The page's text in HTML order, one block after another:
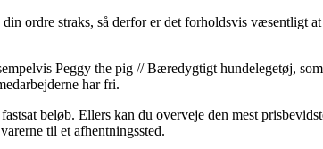
straks, så derfor er det forholdsvis væsentligt
Peggy the pig // Bæredygtigt hundelegetøj,
har fri.
beløb. Ellers kan du overveje den mest
til et afhentningssted.